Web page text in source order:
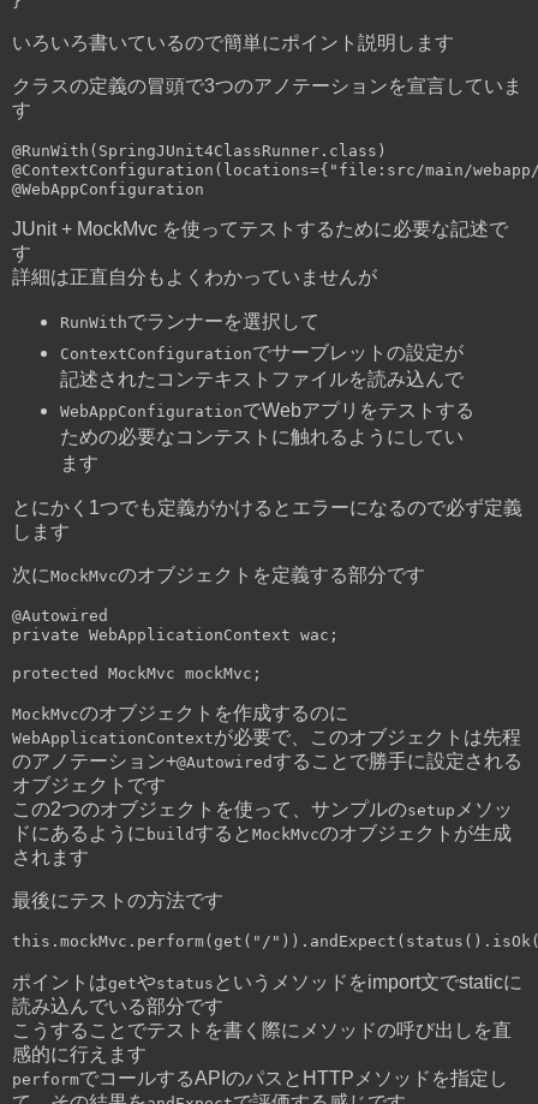
いろいろ書いているので簡単にポイント説明します
クラスの定義の冒頭で3つのアノテーションを宣言していま
す
@RunWith ( SpringJUnit4ClassRunner . class )
@ContextConfiguration ( locations={ "file:src/main/
@WebAppConfiguration
JUnit + MockMvc を使ってテストするために必要な記述で
す
詳細は正直自分もよくわかっていませんが
RunWithでランナーを選択して
ContextConfigurationでサーブレットの設定が
記述されたコンテキストファイルを読み込んで
WebAppConfigurationでWebアプリをテストする
ための必要なコンテストに触れるようにしてい
ます
とにかく1つでも定義がかけるとエラーになるので必ず定義
します
次にMockMvcのオブジェクトを定義する部分です
@Autowired
private WebApplicationContext wac ;
protected MockMvc mockMvc ;
MockMvcのオブジェクトを作成するのに
WebApplicationContextが必要で、このオブジェクトは先程
のアノテーション+@Autowiredすることで勝手に設定される
オブジェクトです
この2つのオブジェクトを使って、サンプルのsetup メソッ
ドにあるように buildすると MockMvcのオブジェクトが生成
されます
最後にテストの方法です
this . mockMvc . perform( get ( "/" )). andExpect ( status (). isOk
ポイントはgetやstatus というメソッドをimport文でstaticに
読み込んでいる部分です
こうすることでテストを書く際にメソッドの呼び出しを直
感的に行えます
performでコールするAPIのパスとHTTPメソッドを指定し